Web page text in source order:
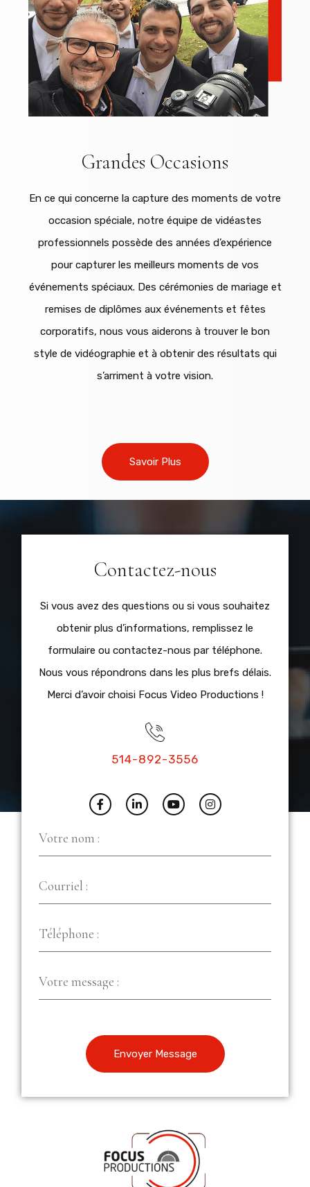
Grandes Occasions
En ce qui concerne la capture des moments de votre
occasion spéciale, notre équipe de vidéastes
professionnels possède des années d’expérience
pour capturer les meilleurs moments de vos
événements spéciaux. Des cérémonies de mariage et
remises de diplômes aux événements et fêtes
corporatifs, nous vous aiderons à trouver le bon
style de vidéographie et à obtenir des résultats qui
s’arriment à votre vision.
Savoir Plus
Contactez-nous
Si vous avez des questions ou si vous souhaitez
obtenir plus d’informations, remplissez le
formulaire ou contactez-nous par téléphone.
Nous vous répondrons dans les plus brefs délais.
Merci d’avoir choisi Focus Video Productions !
514-892-3556
Envoyer Message